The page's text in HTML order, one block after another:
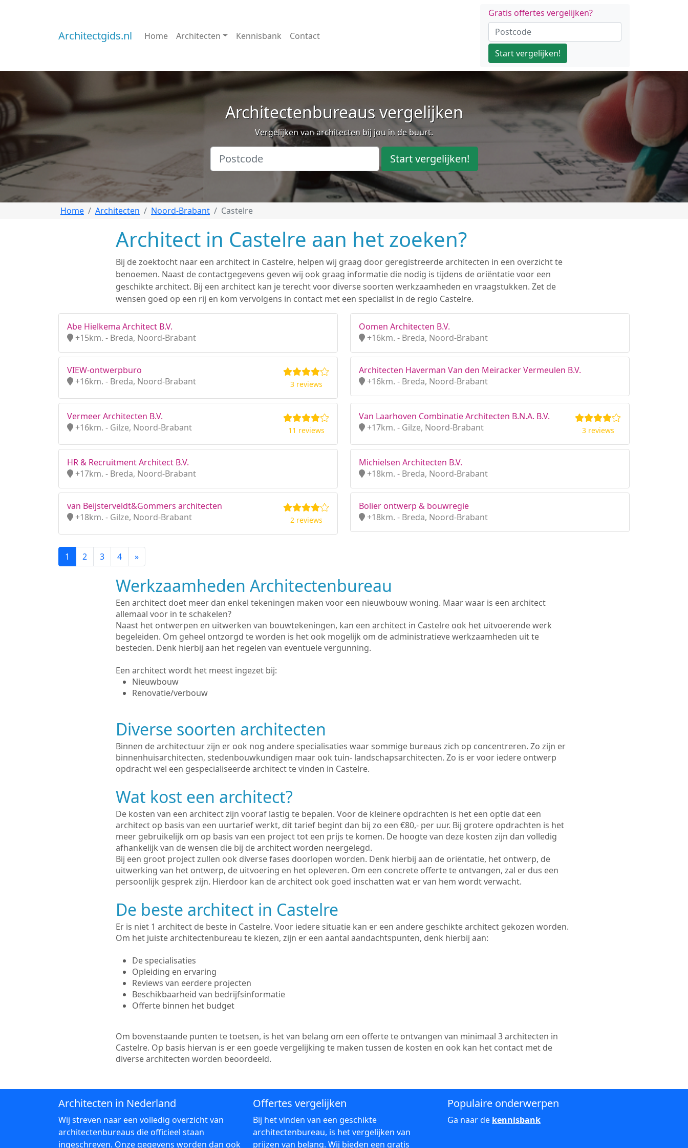
Architectgids.nl Home Architecten Kennisbank Contact
Gratis offertes vergelijken?
Start vergelijken!
Architectenbureaus vergelijken
Vergelijken van architecten bij jou in de buurt.
Start vergelijken!
Home Architecten Noord-Brabant Castelre
Architect in Castelre aan het zoeken?
Bij de zoektocht naar een architect in Castelre, helpen wij graag door geregistreerde architecten in een overzicht te
benoemen. Naast de contactgegevens geven wij ook graag informatie die nodig is tijdens de oriëntatie voor een
geschikte architect. Bij een architect kan je terecht voor diverse soorten werkzaamheden en vraagstukken. Zet de
wensen goed op een rij en kom vervolgens in contact met een specialist in de regio Castelre.
Abe Hielkema Architect B.V.
+15km. - Breda, Noord-Brabant
Oomen Architecten B.V.
+16km. - Breda, Noord-Brabant
VIEW-ontwerpburo
+16km. - Breda, Noord-Brabant
3 reviews
Architecten Haverman Van den Meiracker Vermeulen B.V.
+16km. - Breda, Noord-Brabant
Vermeer Architecten B.V.
+16km. - Gilze, Noord-Brabant
11 reviews
Van Laarhoven Combinatie Architecten B.N.A. B.V.
+17km. - Gilze, Noord-Brabant
3 reviews
HR & Recruitment Architect B.V.
+17km. - Breda, Noord-Brabant
Michielsen Architecten B.V.
+18km. - Breda, Noord-Brabant
van Beijsterveldt&Gommers architecten
+18km. - Gilze, Noord-Brabant
2 reviews
Bolier ontwerp & bouwregie
+18km. - Breda, Noord-Brabant
1 2 3 4 »
Werkzaamheden Architectenbureau
Een architect doet meer dan enkel tekeningen maken voor een nieuwbouw woning. Maar waar is een architect
allemaal voor in te schakelen?
Naast het ontwerpen en uitwerken van bouwtekeningen, kan een architect in Castelre ook het uitvoerende werk
begeleiden. Om geheel ontzorgd te worden is het ook mogelijk om de administratieve werkzaamheden uit te
besteden. Denk hierbij aan het regelen van eventuele vergunning.
Een architect wordt het meest ingezet bij:
Nieuwbouw
Renovatie/verbouw
Diverse soorten architecten
Binnen de architectuur zijn er ook nog andere specialisaties waar sommige bureaus zich op concentreren. Zo zijn er
binnenhuisarchitecten, stedenbouwkundigen maar ook tuin- landschapsarchitecten. Zo is er voor iedere ontwerp
opdracht wel een gespecialiseerde architect te vinden in Castelre.
Wat kost een architect?
De kosten van een architect zijn vooraf lastig te bepalen. Voor de kleinere opdrachten is het een optie dat een
architect op basis van een uurtarief werkt, dit tarief begint dan bij zo een €80,- per uur. Bij grotere opdrachten is het
meer gebruikelijk om op basis van een project tot een prijs te komen. De hoogte van deze kosten zijn dan volledig
afhankelijk van de wensen die bij de architect worden neergelegd.
Bij een groot project zullen ook diverse fases doorlopen worden. Denk hierbij aan de oriëntatie, het ontwerp, de
uitwerking van het ontwerp, de uitvoering en het opleveren. Om een concrete offerte te ontvangen, zal er dus een
persoonlijk gesprek zijn. Hierdoor kan de architect ook goed inschatten wat er van hem wordt verwacht.
De beste architect in Castelre
Er is niet 1 architect de beste in Castelre. Voor iedere situatie kan er een andere geschikte architect gekozen worden.
Om het juiste architectenbureau te kiezen, zijn er een aantal aandachtspunten, denk hierbij aan:
De specialisaties
Opleiding en ervaring
Reviews van eerdere projecten
Beschikbaarheid van bedrijfsinformatie
Offerte binnen het budget
Om bovenstaande punten te toetsen, is het van belang om een offerte te ontvangen van minimaal 3 architecten in
Castelre. Op basis hiervan is er een goede vergelijking te maken tussen de kosten en ook kan het contact met de
diverse architecten worden beoordeeld.
Architecten in Nederland
Wij streven naar een volledig overzicht van
architectenbureaus die officieel staan
ingeschreven. Onze gegevens worden dan ook
Offertes vergelijken
Bij het vinden van een geschikte
architectenbureau, is het vergelijken van
prijzen van belang. Wij bieden een gratis
Populaire onderwerpen
Ga naar de kennisbank